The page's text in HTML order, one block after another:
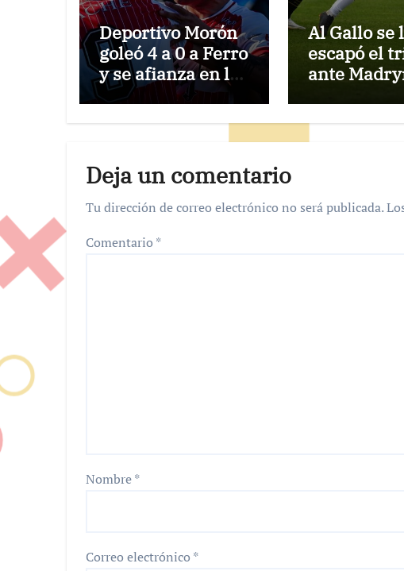
Deportivo Morón
goleó 4 a 0 a Ferro
y se afianza en la
pelea por el
Al Gallo se
escapó el
ante
Deja un comentario
Tu dirección de correo electrónico no será publicada.
Comentario *
Nombre*
Correo electrónico *